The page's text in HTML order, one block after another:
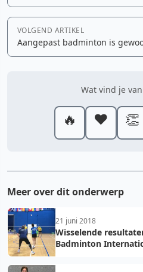
VOLGEND ARTIKEL
Aangepast badminton is
Wat vind je
🔥 ❤️ 👏
Meer over dit onderwerp
21 juni 2018
Wisselende
Badminton